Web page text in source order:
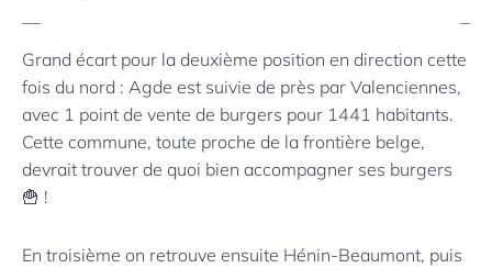
Grand écart pour la deuxième position en direction cette
fois du nord : Agde est suivie de près par Valenciennes,
avec 1 point de vente de burgers pour 1441 habitants.
Cette commune, toute proche de la frontière belge,
devrait trouver de quoi bien accompagner ses burgers
🍟 !
En troisième on retrouve ensuite Hénin-Beaumont, puis